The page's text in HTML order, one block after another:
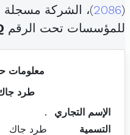
(
2086)، الشركة
للمؤسسات تحت الرقم
معلومات
طرد
الإسم التجاري
.
التسمية
طرد جاك